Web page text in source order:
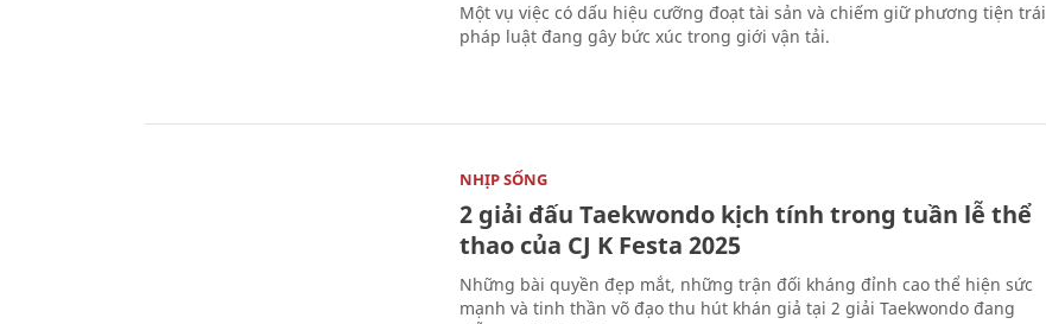
Một vụ việc có dấu hiệu cưỡng đoạt tài sản và chiếm giữ phương tiện trái
pháp luật đang gây bức xúc trong giới vận tải.
NHỊP SỐNG
2 giải đấu Taekwondo kịch tính trong tuần lễ thể
thao của CJ K Festa 2025
Những bài quyền đẹp mắt, những trận đối kháng đỉnh cao thể hiện sức
mạnh và tinh thần võ đạo thu hút khán giả tại 2 giải Taekwondo đang